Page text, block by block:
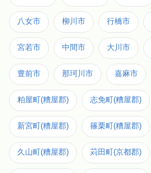
八女市 柳川市 行橋市
宮若市 中間市 大川市
豊前市 那珂川市 嘉麻市
粕屋町(糟屋郡) 志免町(糟屋郡)
新宮町(糟屋郡) 篠栗町(糟屋郡)
久山町(糟屋郡) 苅田町(京都郡)